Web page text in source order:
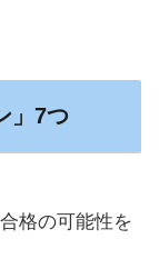
」7つ
格の可能性を